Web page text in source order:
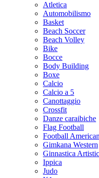
Atletica
Automobilismo
Basket
Beach Soccer
Beach Volley
Bike
Bocce
Body Building
Boxe
Calcio
Calcio a 5
Canottaggio
Crossfit
Danze caraibiche
Flag Football
Football
Gimkana Western
Ginnastica
Ippica
Judo